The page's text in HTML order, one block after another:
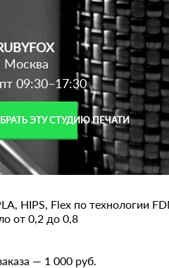
Москва
09:30–17:30
ЭТУ СТУДИЮ ПЕЧАТИ
HIPS, Flex по технологии
от 0,2 до 0,8
— 1 000 руб.